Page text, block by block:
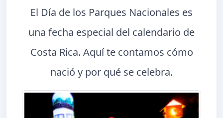
El Día de los Parques Nacionales es
una fecha especial del calendario de
Costa Rica. Aquí te contamos cómo
nació y por qué se celebra.